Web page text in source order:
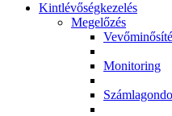
Kintlévőségkezelés
Megelőzés
Monitoring